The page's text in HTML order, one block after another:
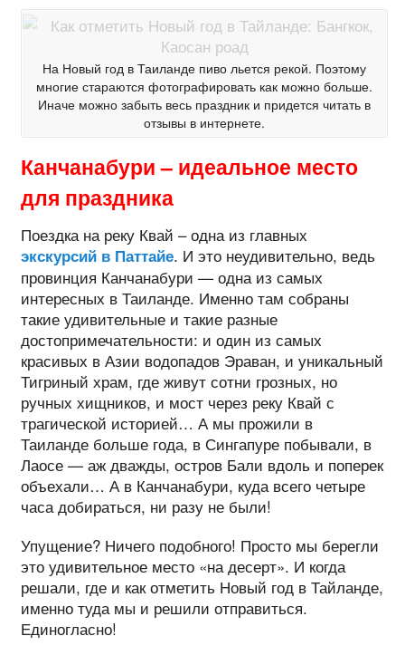
На Новый год в Таиланде пиво льется рекой. Поэтому
многие стараются фотографировать как можно больше.
Иначе можно забыть весь праздник и придется читать в
отзывы в интернете.
Канчанабури – идеальное место
для праздника
Поездка на реку Квай – одна из главных
экскурсий в Паттайе. И это неудивительно, ведь
провинция Канчанабури — одна из самых
интересных в Таиланде. Именно там собраны
такие удивительные и такие разные
достопримечательности: и один из самых
красивых в Азии водопадов Эраван, и уникальный
Тигриный храм, где живут сотни грозных, но
ручных хищников, и мост через реку Квай с
трагической историей… А мы прожили в
Таиланде больше года, в Сингапуре побывали, в
Лаосе — аж дважды, остров Бали вдоль и поперек
объехали… А в Канчанабури, куда всего четыре
часа добираться, ни разу не были!
Упущение? Ничего подобного! Просто мы берегли
это удивительное место «на десерт». И когда
решали, где и как отметить Новый год в Тайланде,
именно туда мы и решили отправиться.
Единогласно!